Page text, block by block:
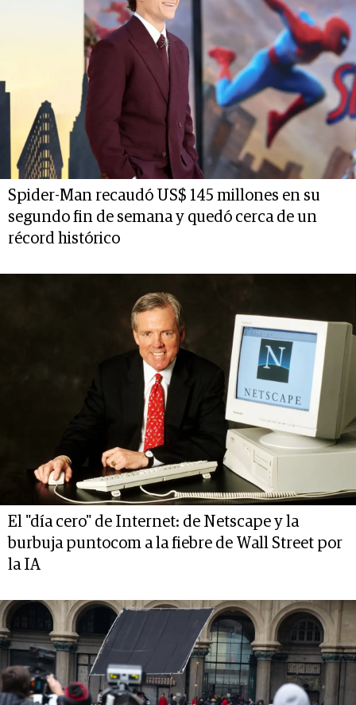
Spider-Man recaudó US$ 145 millones en su
segundo fin de semana y quedó cerca de un
récord histórico
El "día cero" de Internet: de Netscape y la
burbuja puntocom a la fiebre de Wall Street por
la IA